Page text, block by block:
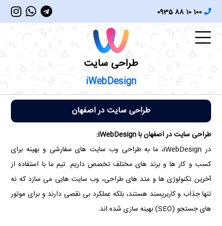
0935 88 10 100
طراحی سایت
iWebDesign
طراحی سایت در اصفهان
طراحی سایت در اصفهان با iWebDesign:
در iWebDesign، ما به طراحی وب سایت های سفارشی و بهینه برای
کسب و کار ها و برند های مختلف تخصص داریم. تیم ما با استفاده از
آخرین تکنولوژی ها و متد های طراحی، وب سایت هایی می سازد که نه
تنها جذاب و کاربرپسند هستند، بلکه عملکرد بی نقصی دارند و برای موتور
های جستجو (SEO) بهینه سازی شده اند.